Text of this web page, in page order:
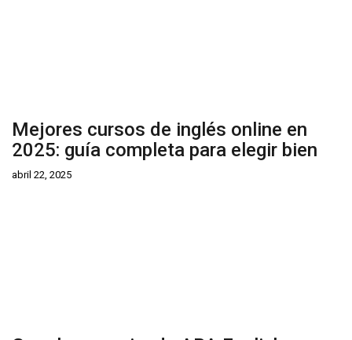
Mejores cursos de inglés online en
2025: guía completa para elegir bien
abril 22, 2025